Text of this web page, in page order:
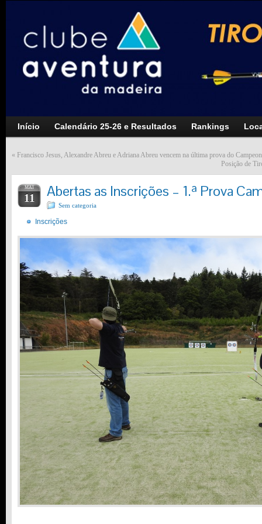
Início Calendário 25-26 e Resultados Rankings
« Francisco Jesus, Alexandre Abreu e Adriana Abreu vencem na última prova do
Posição de
MAI
11 Abertas as Inscrições – 1.ª Prova
Sem categoria
Inscrições